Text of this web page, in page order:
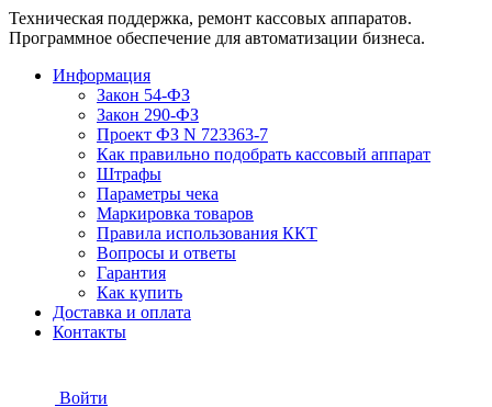
Техническая поддержка, ремонт кассовых аппаратов.
Программное обеспечение для автоматизации бизнеса.
Информация
Закон 54-ФЗ
Закон 290-ФЗ
Проект ФЗ N 723363-7
Как правильно подобрать кассовый аппарат
Штрафы
Параметры чека
Маркировка товаров
Правила использования ККТ
Вопросы и ответы
Гарантия
Как купить
Доставка и оплата
Контакты
Войти